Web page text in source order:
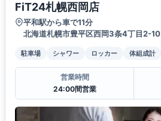
FiT24札幌西岡店
平和駅から車で11分
北海道札幌市豊平区西岡3条4丁目2-10
駐車場 シャワー ロッカー 体組成計
営業時間
24:00間営業